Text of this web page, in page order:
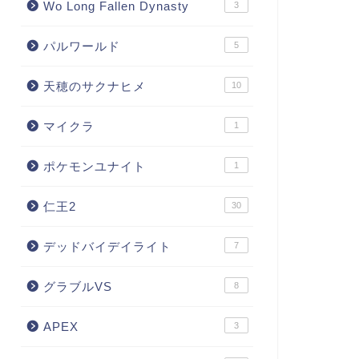
Wo Long Fallen Dynasty 3
パルワールド 5
天穂のサクナヒメ 10
マイクラ 1
ポケモンユナイト 1
仁王2 30
デッドバイデイライト 7
グラブルVS 8
APEX 3